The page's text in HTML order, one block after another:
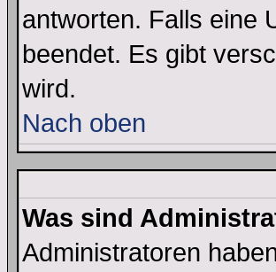
antworten. Falls eine
beendet. Es gibt
wird.
Nach oben
Was sind
Administratoren